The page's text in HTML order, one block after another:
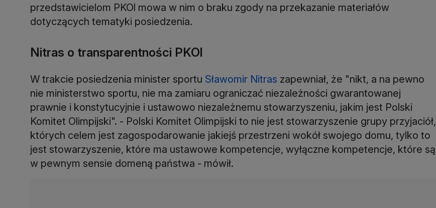
przedstawicielom PKOl mowa w nim o braku zgody na przekazanie materiałów
dotyczących tematyki posiedzenia.
Nitras o transparentności PKOl
W trakcie posiedzenia minister sportu Sławomir Nitras zapewniał, że "nikt, a na pewno
nie ministerstwo sportu, nie ma zamiaru ograniczać niezależności gwarantowanej
prawnie i konstytucyjnie i ustawowo niezależnemu stowarzyszeniu, jakim jest Polski
Komitet Olimpijski". - Polski Komitet Olimpijski to nie jest stowarzyszenie grupy przyjaciół,
których celem jest zagospodarowanie jakiejś przestrzeni wokół swojego domu, tylko to
jest stowarzyszenie, które ma ustawowe kompetencje, wyłączne kompetencje, które są
w pewnym sensie domeną państwa - mówił.